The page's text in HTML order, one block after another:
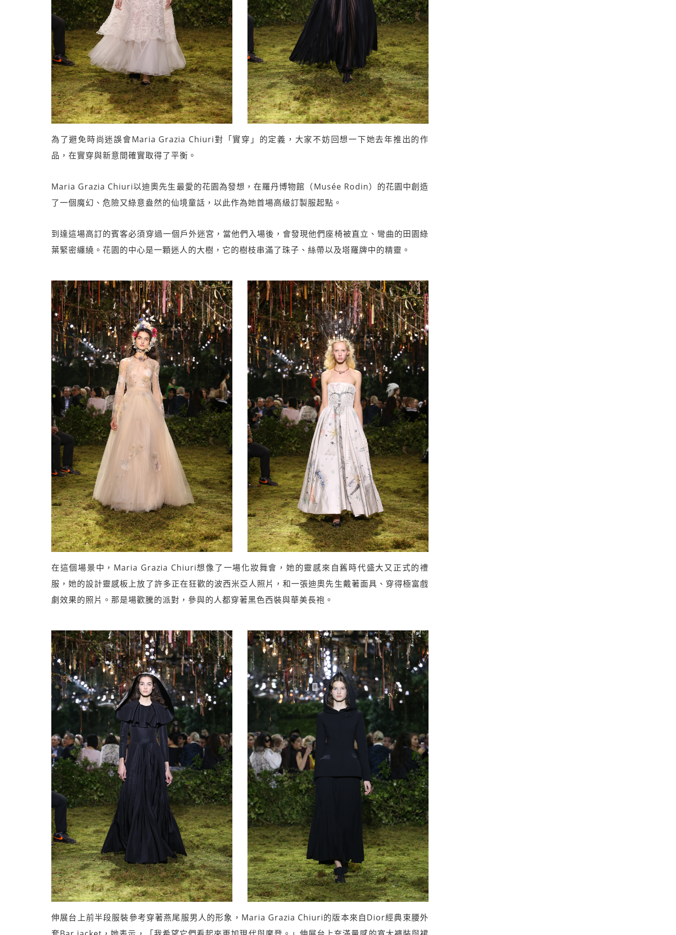
為了避免時尚迷誤會Maria Grazia Chiuri對「實穿」的定義，大家不妨回想一下她去年推出的作
品，在實穿與新意間確實取得了平衡。
Maria Grazia Chiuri以迪奧先生最愛的花園為發想，在羅丹博物館（Musée Rodin）的花園中創造
了一個魔幻、危險又綠意盎然的仙境童話，以此作為她首場高級訂製服起點。
到達這場高訂的賓客必須穿過一個戶外迷宮，當他們入場後，會發現他們座椅被直立、彎曲的田園綠
葉緊密纏繞。花園的中心是一顆迷人的大樹，它的樹枝串滿了珠子、絲帶以及塔羅牌中的精靈。
在這個場景中，Maria Grazia Chiuri想像了一場化妝舞會，她的靈感來自舊時代盛大又正式的禮
服，她的設計靈感板上放了許多正在狂歡的波西米亞人照片，和一張迪奧先生戴著面具、穿得極富戲
劇效果的照片。那是場歡騰的派對，參與的人都穿著黑色西裝與華美長袍。
伸展台上前半段服裝參考穿著燕尾服男人的形象，Maria Grazia Chiuri的版本來自Dior經典束腰外